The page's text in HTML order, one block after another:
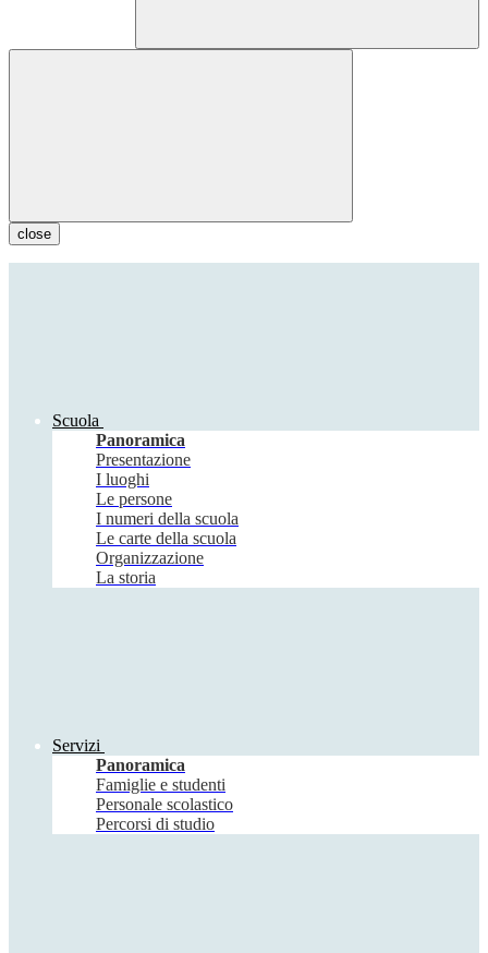
close
Scuola
Panoramica
Presentazione
I luoghi
Le persone
I numeri della scuola
Le carte della scuola
Organizzazione
La storia
Servizi
Panoramica
Famiglie e studenti
Personale scolastico
Percorsi di studio